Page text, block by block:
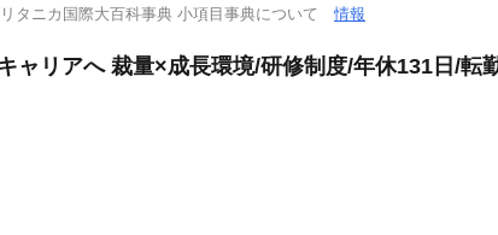
タニカ国際大百科事典 小項目事典について情報
ャリアへ 裁量×成長環境/研修制度/年休131日/転